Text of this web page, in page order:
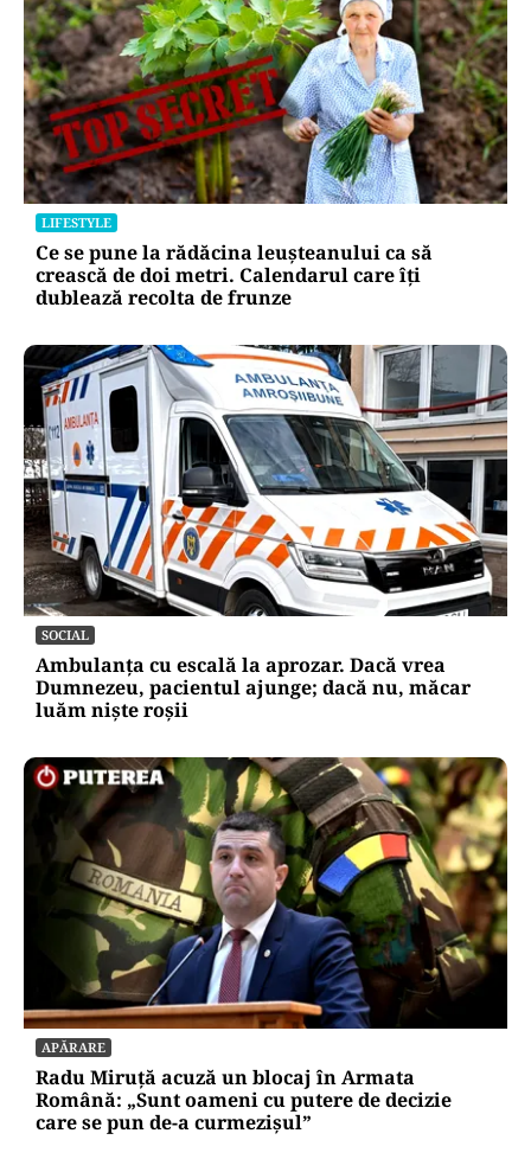
LIFESTYLE
Ce se pune la rădăcina leușteanului ca să
crească de doi metri. Calendarul care îți
dublează recolta de frunze
SOCIAL
Ambulanța cu escală la aprozar. Dacă vrea
Dumnezeu, pacientul ajunge; dacă nu, măcar
luăm niște roșii
APĂRARE
Radu Miruță acuză un blocaj în Armata
Română: „Sunt oameni cu putere de decizie
care se pun de-a curmezișul”